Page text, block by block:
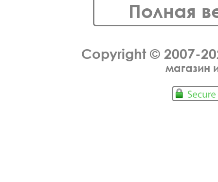
Полная
Copyright © 2007-
магазин